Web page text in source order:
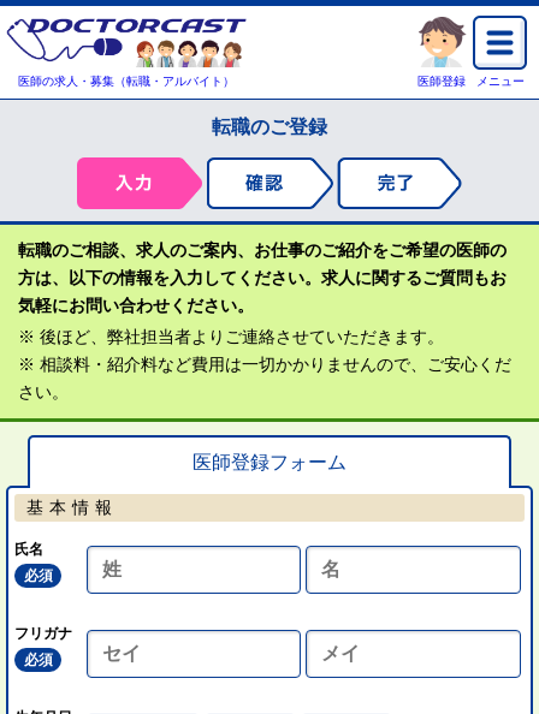
医師の求人・募集（転職・アルバイト） 医師登録 メニュー
転職のご登録
転職のご相談、求人のご案内、お仕事のご紹介をご希望の医師の
方は、以下の情報を入力してください。求人に関するご質問もお
気軽にお問い合わせください。
※ 後ほど、弊社担当者よりご連絡させていただきます。
※ 相談料・紹介料など費用は一切かかりませんので、ご安心くだ
さい。
医師登録フォーム
基本情報
氏名
必須
フリガナ
必須